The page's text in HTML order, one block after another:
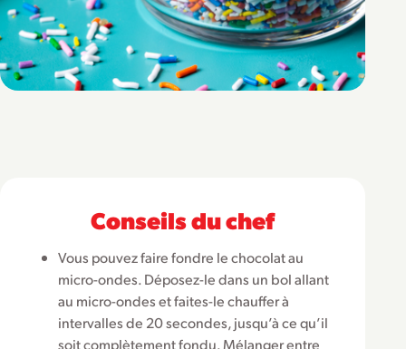
Conseils du chef
Vous pouvez faire fondre le chocolat au
micro-ondes. Déposez-le dans un bol allant
au micro-ondes et faites-le chauffer à
intervalles de 20 secondes, jusqu’à ce qu’il
soit complètement fondu. Mélanger entre